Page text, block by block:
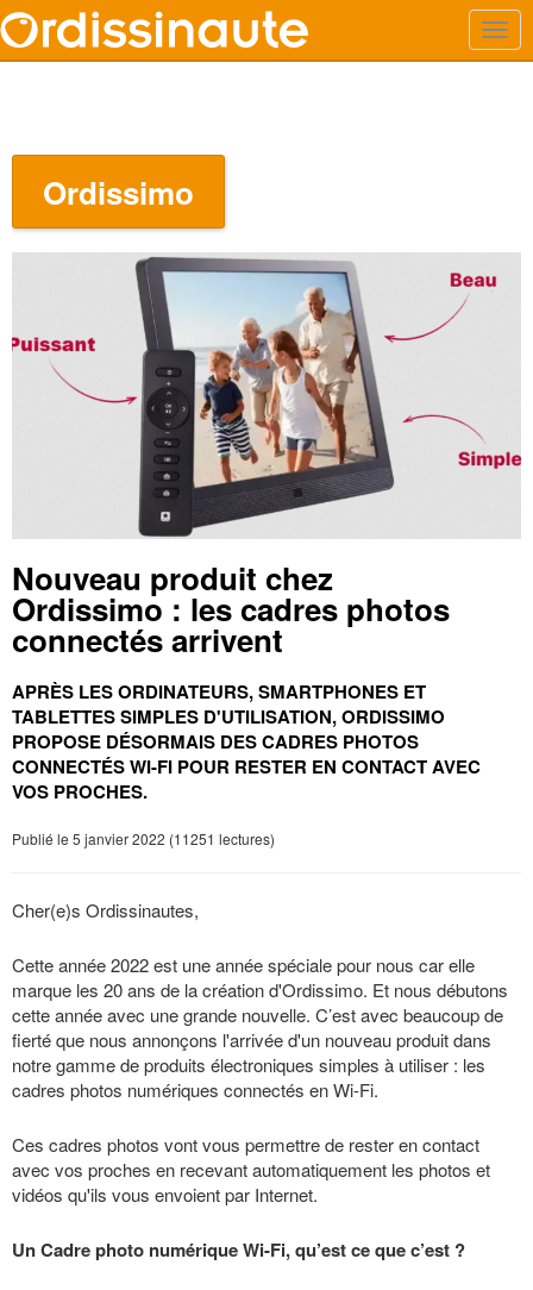
Ordissimo
Nouveau produit chez
Ordissimo : les cadres photos
connectés arrivent
APRÈS LES ORDINATEURS, SMARTPHONES ET
TABLETTES SIMPLES D'UTILISATION, ORDISSIMO
PROPOSE DÉSORMAIS DES CADRES PHOTOS
CONNECTÉS WI-FI POUR RESTER EN CONTACT AVEC
VOS PROCHES.
Publié le 5 janvier 2022 (11251 lectures)
Cher(e)s Ordissinautes,
Cette année 2022 est une année spéciale pour nous car elle
marque les 20 ans de la création d'Ordissimo. Et nous débutons
cette année avec une grande nouvelle. C’est avec beaucoup de
fierté que nous annonçons l'arrivée d'un nouveau produit dans
notre gamme de produits électroniques simples à utiliser : les
cadres photos numériques connectés en Wi-Fi.
Ces cadres photos vont vous permettre de rester en contact
avec vos proches en recevant automatiquement les photos et
vidéos qu'ils vous envoient par Internet.
Un Cadre photo numérique Wi-Fi, qu’est ce que c’est ?